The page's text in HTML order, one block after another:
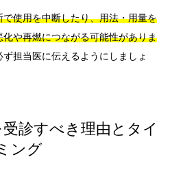
使用を中断したり、用法・用量を
や再燃につながる可能性がありま
担当医に伝えるようにしましょ
診すべき理由とタイ
ング